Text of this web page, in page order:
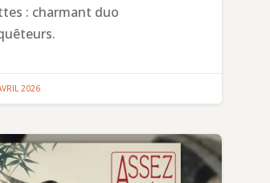
: charmant duo
2026